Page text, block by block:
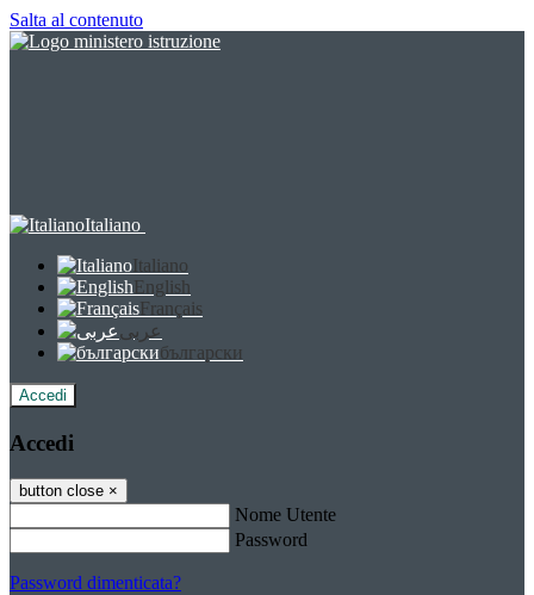
Salta al contenuto
Italiano
Italiano
English
Français
عربى
български
Accedi
Accedi
button close ×
Nome Utente
Password
Password dimenticata?